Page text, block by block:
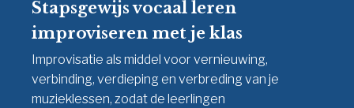
Stapsgewijs vocaal leren
improviseren met je klas
Improvisatie als middel voor vernieuwing,
verbinding, verdieping en verbreding van je
muzieklessen, zodat de leerlingen